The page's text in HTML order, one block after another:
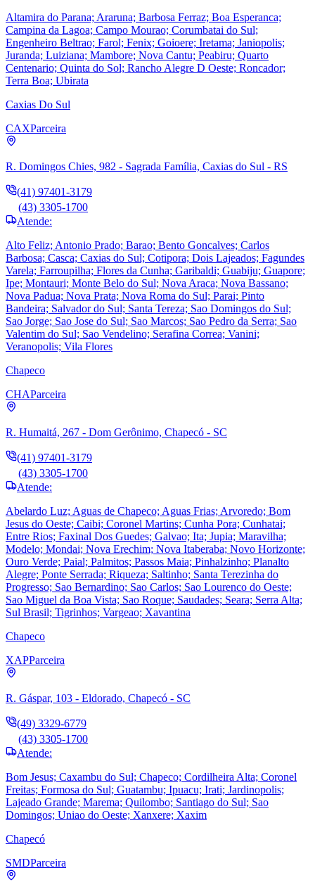
Altamira do Parana; Araruna; Barbosa Ferraz; Boa Esperanca;
Campina da Lagoa; Campo Mourao; Corumbatai do Sul;
Engenheiro Beltrao; Farol; Fenix; Goioere; Iretama; Janiopolis;
Juranda; Luiziana; Mambore; Nova Cantu; Peabiru; Quarto
Centenario; Quinta do Sol; Rancho Alegre D Oeste; Roncador;
Terra Boa; Ubirata
Caxias Do Sul
CAXParceira
R. Domingos Chies, 982 - Sagrada Família, Caxias do Sul - RS
(41) 97401-3179
(43) 3305-1700
Atende:
Alto Feliz; Antonio Prado; Barao; Bento Goncalves; Carlos
Barbosa; Casca; Caxias do Sul; Cotipora; Dois Lajeados; Fagundes
Varela; Farroupilha; Flores da Cunha; Garibaldi; Guabiju; Guapore;
Ipe; Montauri; Monte Belo do Sul; Nova Araca; Nova Bassano;
Nova Padua; Nova Prata; Nova Roma do Sul; Parai; Pinto
Bandeira; Salvador do Sul; Santa Tereza; Sao Domingos do Sul;
Sao Jorge; Sao Jose do Sul; Sao Marcos; Sao Pedro da Serra; Sao
Valentim do Sul; Sao Vendelino; Serafina Correa; Vanini;
Veranopolis; Vila Flores
Chapeco
CHAParceira
R. Humaitá, 267 - Dom Gerônimo, Chapecó - SC
(41) 97401-3179
(43) 3305-1700
Atende:
Abelardo Luz; Aguas de Chapeco; Aguas Frias; Arvoredo; Bom
Jesus do Oeste; Caibi; Coronel Martins; Cunha Pora; Cunhatai;
Entre Rios; Faxinal Dos Guedes; Galvao; Ita; Jupia; Maravilha;
Modelo; Mondai; Nova Erechim; Nova Itaberaba; Novo Horizonte;
Ouro Verde; Paial; Palmitos; Passos Maia; Pinhalzinho; Planalto
Alegre; Ponte Serrada; Riqueza; Saltinho; Santa Terezinha do
Progresso; Sao Bernardino; Sao Carlos; Sao Lourenco do Oeste;
Sao Miguel da Boa Vista; Sao Roque; Saudades; Seara; Serra Alta;
Sul Brasil; Tigrinhos; Vargeao; Xavantina
Chapeco
XAPParceira
R. Gáspar, 103 - Eldorado, Chapecó - SC
(49) 3329-6779
(43) 3305-1700
Atende:
Bom Jesus; Caxambu do Sul; Chapeco; Cordilheira Alta; Coronel
Freitas; Formosa do Sul; Guatambu; Ipuacu; Irati; Jardinopolis;
Lajeado Grande; Marema; Quilombo; Santiago do Sul; Sao
Domingos; Uniao do Oeste; Xanxere; Xaxim
Chapecó
SMDParceira